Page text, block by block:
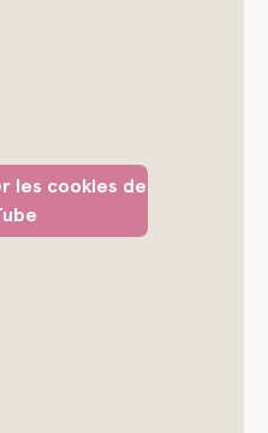
les cookies de